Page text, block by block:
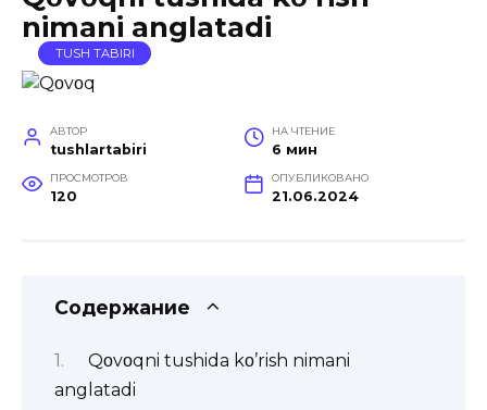
nimani anglatadi
TUSH TABIRI
АВТОР
tushlartabiri
НА ЧТЕНИЕ
6 мин
ПРОСМОТРОВ
120
ОПУБЛИКОВАНО
21.06.2024
Содержание
Qοvοqni tushida kο’rish nimani
anglatadi